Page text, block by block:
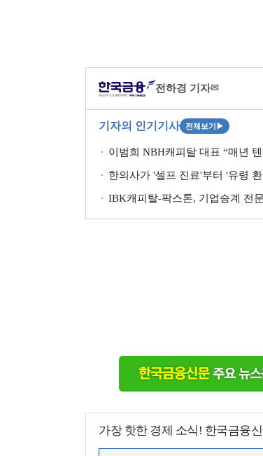
전하경 기자✉
기자의 인기기사 전체보기 ▶
이범희 NBH캐피탈 대표 “매년
한의사가 '셀프 진료'부터 '유령
IBK캐피탈-팍스톤, 기업승계 전
가장 핫한 경제 소식! 한국금융